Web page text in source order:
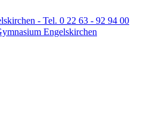
Engelskirchen